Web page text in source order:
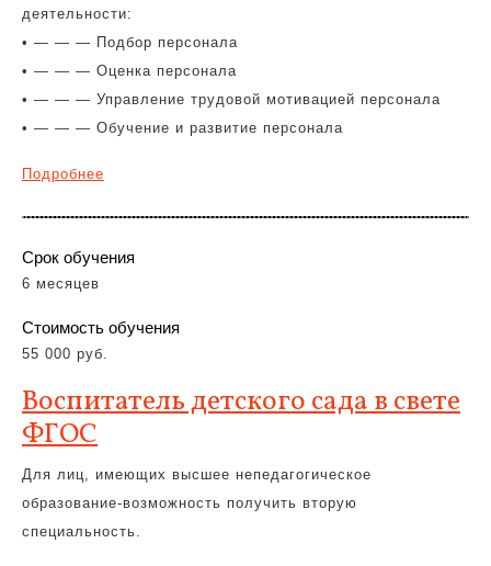
деятельности:
• — — — Подбор персонала
• — — — Оценка персонала
• — — — Управление трудовой мотивацией персонала
• — — — Обучение и развитие персонала
Подробнее
Срок обучения
6 месяцев
Стоимость обучения
55 000 руб.
Воспитатель детского сада в свете
ФГОС
Для лиц, имеющих высшее непедагогическое
образование-возможность получить вторую
специальность.